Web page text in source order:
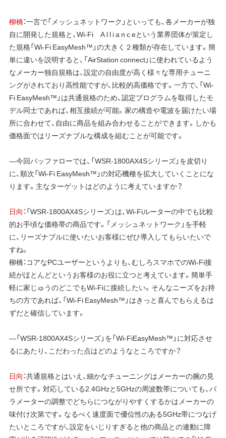
柳橋：一言で「メッシュネットワーク」といっても、各メーカーが独
自に開発した規格と、Wi-Fi A l l i a n c eという業界団体が策定し
た規格「Wi-Fi EasyMesh™」の大きく２種類が存在しています。簡
単に違いを説明すると、「AirStation connect」に使われているよう
なメーカー独自規格は、設定の自由度が高く様々な専用チューニ
ングがされており高性能ですが、比較的高価格です。一方で、「Wi-
Fi EasyMesh™」は共通規格のため、認定プログラムを取得したモ
デル同士であれば、相互接続が可能。家の構造や電波を届けたい場
所に合わせて、自由に商品を組み合わせることができます。しかも
価格面ではリーズナブルな構成を組むことが可能です。
―今回バッファローでは、「WSR-1800AX4Sシリーズ」を皮切り
に、順次「Wi-Fi EasyMesh™」の対応機種を拡大していくことにな
ります。主なターゲットはどのように考えていますか？
日向 ：「WSR-1800AX4Sシリーズ」は、Wi-Fiルーターの中でも比較
的お手頃な価格帯の商品です。「メッシュネットワーク」を手軽
に、リーズナブルに使いたいお客様にぜひ導入してもらいたいで
すね。
柳橋：コアなPCユーザーというよりも、むしろスマホでのWi-Fi接
続がほとんどというお客様のお役に立つと考えています。簡単手
軽に家じゅうのどこでもWi-Fiに接続したい。そんなニーズをお持
ちの方であれば、「Wi-Fi EasyMesh™」はきっと喜んでもらえるは
ずだと確信しています。
―「WSR-1800AX4Sシリーズ」を「Wi-FiEasyMesh™」に対応させ
るにあたり、こだわった点はどのようなところですか？
日向 ：共通規格とはいえ、細かなチューニングはメーカーの腕の見
せ所です。対応している2.4GHzと5GHzの周波数帯についても、パ
ラメーターの調整でどちらにつながりやすくするかはメーカーの
味付け次第です。なるべく速度面で優位性のある5GHz帯につなげ
たいところですが、設定をいじりすぎると他の商品との連動に障